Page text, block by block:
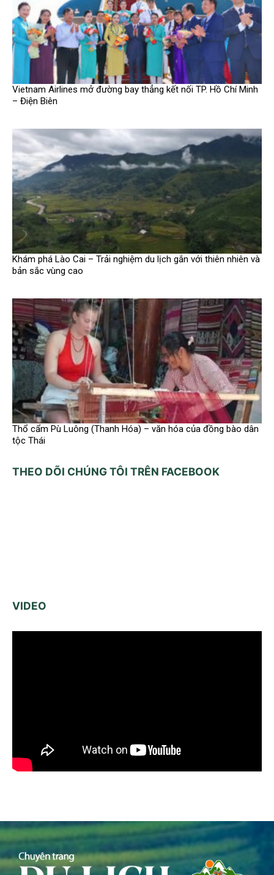
Vietnam Airlines mở đường bay thẳng kết nối TP. Hồ Chí Minh
– Điện Biên
Khám phá Lào Cai – Trải nghiệm du lịch gắn với thiên nhiên và
bản sắc vùng cao
Thổ cẩm Pù Luông (Thanh Hóa) – văn hóa của đồng bào dân
tộc Thái
THEO DÕI CHÚNG TÔI TRÊN FACEBOOK
VIDEO